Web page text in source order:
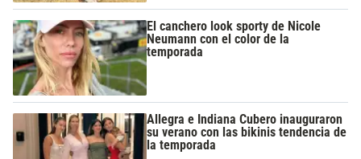
El canchero look sporty de Nicole
Neumann con el color de la
temporada
Allegra e Indiana Cubero inauguraron
su verano con las bikinis tendencia de
la temporada